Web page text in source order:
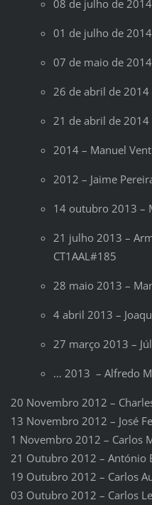
08 de julho de
01 de julho de 2014
07 de maio de
26 de abril de 2014
21 de abril de 2014
2014 – Manuel
2012 – Jaime
14 outubro 2013 –
21 julho 2013 –
CT1AAL#185
28 maio 2013 –
4 abril 2013 –
27 março 2013 –
… 2013 – Alfredo
20 Novembro 2012 –
13 Novembro 2012 – José
1 Novembro 2012 – Carlos
21 Outubro 2012 – António
19 Outubro 2012 – Carlos
03 Outubro 2012 – Carlos